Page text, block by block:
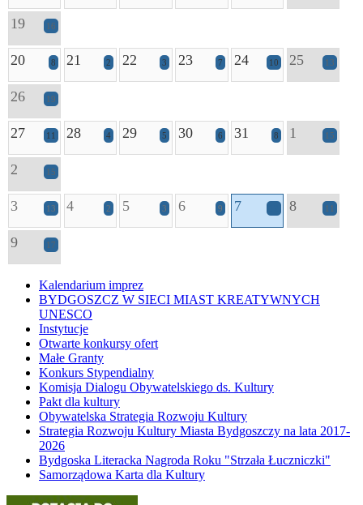
19 16
20 8 21 2 22 3 23 7 24 10 25 13
26 19
27 11 28 4 29 5 30 6 31 8 1 15
2 15
3 13 4 2 5 3 6 9 7 8 11
9 17
Kalendarium imprez
BYDGOSZCZ W SIECI MIAST KREATYWNYCH
UNESCO
Instytucje
Otwarte konkursy ofert
Małe Granty
Konkurs Stypendialny
Komisja Dialogu Obywatelskiego ds. Kultury
Pakt dla kultury
Obywatelska Strategia Rozwoju Kultury
Strategia Rozwoju Kultury Miasta Bydgoszczy na lata 2017-
2026
Bydgoska Literacka Nagroda Roku "Strzała Łuczniczki"
Samorządowa Karta dla Kultury